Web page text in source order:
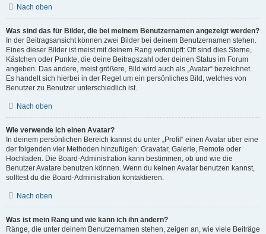
Nach oben
Was sind das für Bilder, die bei meinem Benutzernamen angezeigt werden?
In der Beitragsansicht können zwei Bilder bei deinem Benutzernamen stehen.
Eines dieser Bilder ist meist mit deinem Rang verknüpft: Oft sind dies Sterne,
Kästchen oder Punkte, die deine Beitragszahl oder deinen Status im Forum
angeben. Das andere, meist größere, Bild wird auch als „Avatar“ bezeichnet.
Es handelt sich hierbei in der Regel um ein persönliches Bild, welches von
Benutzer zu Benutzer unterschiedlich ist.
Nach oben
Wie verwende ich einen Avatar?
In deinem persönlichen Bereich kannst du unter „Profil“ einen Avatar über eine
der folgenden vier Methoden hinzufügen: Gravatar, Galerie, Remote oder
Hochladen. Die Board-Administration kann bestimmen, ob und wie die
Benutzer Avatare benutzen können. Wenn du keinen Avatar benutzen kannst,
solltest du die Board-Administration kontaktieren.
Nach oben
Was ist mein Rang und wie kann ich ihn ändern?
Ränge, die unter deinem Benutzernamen stehen, zeigen an, wie viele Beiträge